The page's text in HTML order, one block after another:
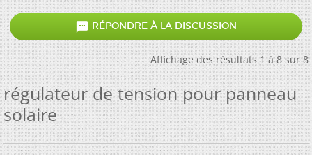
 RÉPONDRE À LA DISCUSSION
Affichage des résultats 1 à 8 sur 8
régulateur de tension pour panneau
solaire